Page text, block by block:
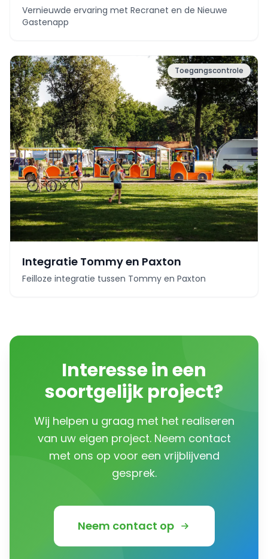
Vernieuwde ervaring met Recranet en de Nieuwe
Gastenapp
Toegangscontrole
Integratie Tommy en Paxton
Feilloze integratie tussen Tommy en Paxton
Interesse in een
soortgelijk project?
Wij helpen u graag met het realiseren
van uw eigen project. Neem contact
met ons op voor een vrijblijvend
gesprek.
Neem contact op